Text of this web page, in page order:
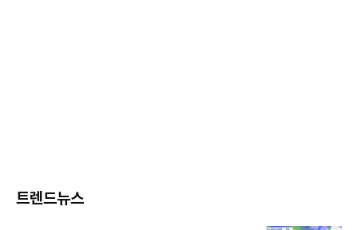
트렌드뉴스